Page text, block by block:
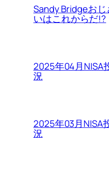
Sandy Bridgeお
いはこれからだ!?
2025年04月NISA
況
2025年03月NISA
況